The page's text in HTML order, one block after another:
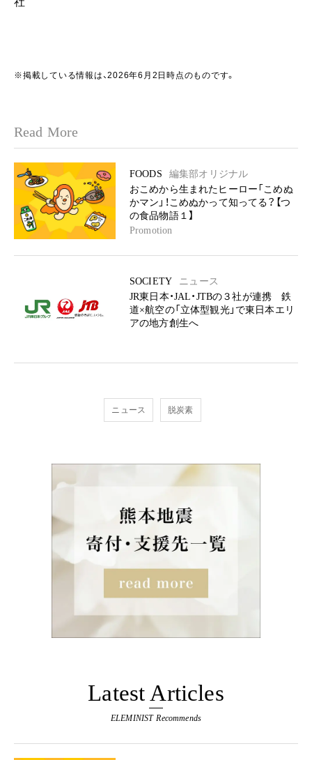
※掲載している情報は、2026年6月2日時点のものです。
Read More
FOODS
編集部オリジナル
おこめから生まれたヒーロー「こめぬ
かマン」！こめぬかって知ってる？【つ
の食品物語１】
Promotion
SOCIETY
ニュース
JR東日本・JAL・JTBの３社が連携 鉄
道×航空の「立体型観光」で東日本エリ
アの地方創生へ
ニュース 脱炭素
Latest Articles
ELEMINIST Recommends